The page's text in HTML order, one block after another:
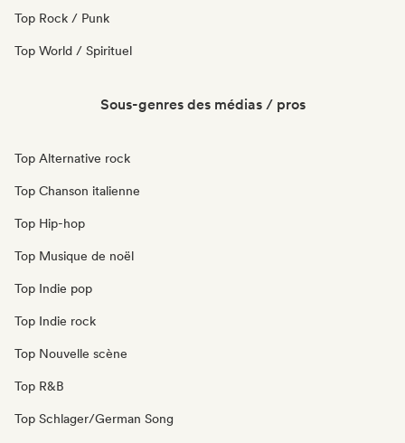
Top Rock / Punk
Top World / Spirituel
Sous-genres des médias / pros
Top Alternative rock
Top Chanson italienne
Top Hip-hop
Top Musique de noël
Top Indie pop
Top Indie rock
Top Nouvelle scène
Top R&B
Top Schlager/German Song